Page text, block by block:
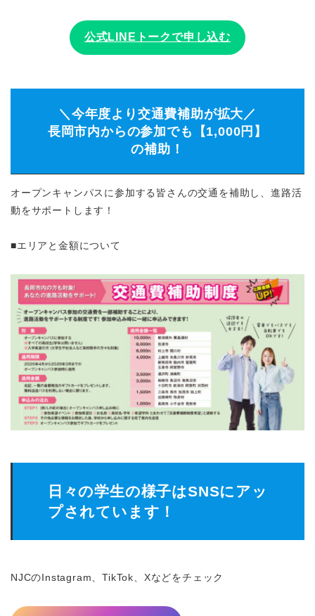
公式LINEトークで申し込む
＼今年度より交通費補助が拡大／
長岡市内からの参加でも【1,000円】
の補助！
オープンキャンパスに参加する皆さんの交通を補助し、進路活
動をサポートします！
■エリアと金額について
日々の学生の様子はSNSにアッ
プされています！
NJCのInstagram、TikTok、Xなどをチェック